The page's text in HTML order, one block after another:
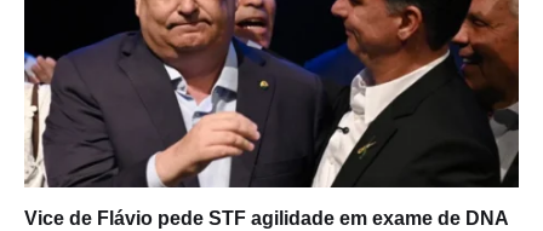
Vice de Flávio pede STF agilidade em exame de DNA